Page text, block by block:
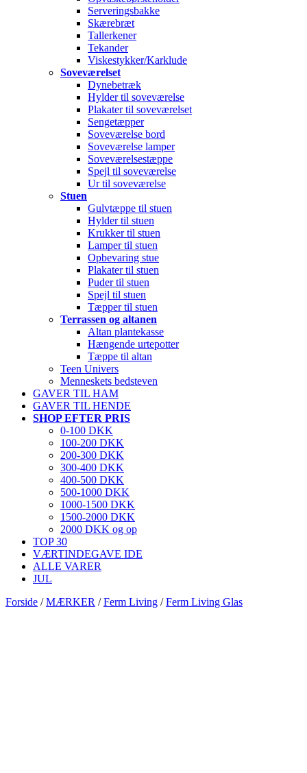
Serveringsbakke
Skærebræt
Tallerkener
Tekander
Viskestykker/Karklude
Soveværelset
Dynebetræk
Hylder til soveværelse
Plakater til soveværelset
Sengetæpper
Soveværelse bord
Soveværelse lamper
Soveværelsestæppe
Spejl til soveværelse
Ur til soveværelse
Stuen
Gulvtæppe til stuen
Hylder til stuen
Krukker til stuen
Lamper til stuen
Opbevaring stue
Plakater til stuen
Puder til stuen
Spejl til stuen
Tæpper til stuen
Terrassen og altanen
Altan plantekasse
Hængende urtepotter
Tæppe til altan
Teen Univers
Menneskets bedsteven
GAVER TIL HAM
GAVER TIL HENDE
SHOP EFTER PRIS
0-100 DKK
100-200 DKK
200-300 DKK
300-400 DKK
400-500 DKK
500-1000 DKK
1000-1500 DKK
1500-2000 DKK
2000 DKK og op
TOP 30
VÆRTINDEGAVE IDE
ALLE VARER
JUL
Forside /MÆRKER /Ferm Living /Ferm Living Glas